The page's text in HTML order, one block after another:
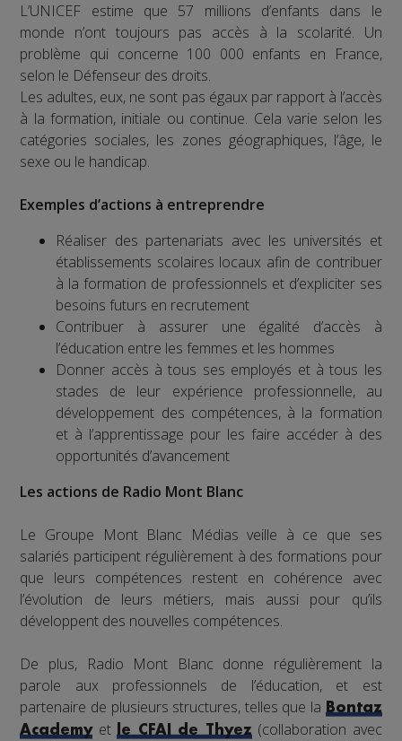
L’UNICEF estime que 57 millions d’enfants dans le
monde n’ont toujours pas accès à la scolarité. Un
problème qui concerne 100 000 enfants en France,
selon le Défenseur des droits.
Les adultes, eux, ne sont pas égaux par rapport à l’accès
à la formation, initiale ou continue. Cela varie selon les
catégories sociales, les zones géographiques, l’âge, le
sexe ou le handicap.
Exemples d’actions à entreprendre
Réaliser des partenariats avec les universités et
établissements scolaires locaux afin de contribuer
à la formation de professionnels et d’expliciter ses
besoins futurs en recrutement
Contribuer à assurer une égalité d’accès à
l’éducation entre les femmes et les hommes
Donner accès à tous ses employés et à tous les
stades de leur expérience professionnelle, au
développement des compétences, à la formation
et à l’apprentissage pour les faire accéder à des
opportunités d’avancement
Les actions de Radio Mont Blanc
Le Groupe Mont Blanc Médias veille à ce que ses
salariés participent régulièrement à des formations pour
que leurs compétences restent en cohérence avec
l’évolution de leurs métiers, mais aussi pour qu’ils
développent des nouvelles compétences.
De plus, Radio Mont Blanc donne régulièrement la
parole aux professionnels de l’éducation, et est
partenaire de plusieurs structures, telles que la Bontaz
Academyetle CFAI de Thyez(collaboration avec